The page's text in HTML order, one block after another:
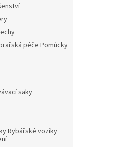
péče Pomůcky
saky
Rybářské vozíky